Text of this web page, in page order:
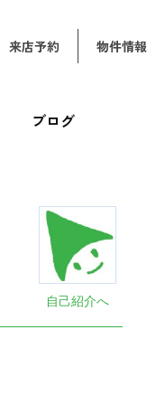
来店予約 物件情報
ブログ
自己紹介へ